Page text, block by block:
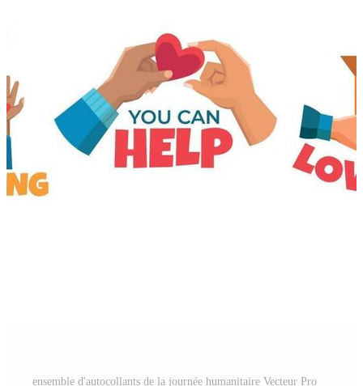
ensemble d'autocollants de la journée humanitaire Vecteur Pro